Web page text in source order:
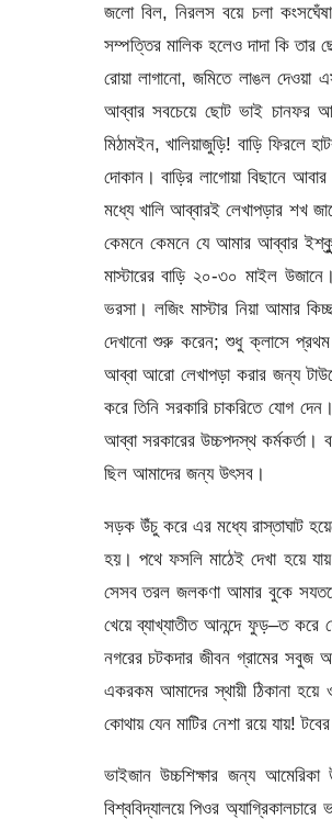
জলো বিল, নিরলস বয়ে চলা কংসঘেঁষা
সম্পত্তির মালিক হলেও দাদা কি তার
রোয়া লাগানো, জমিতে লাঙল
আব্বার সবচেয়ে ছোট ভাই চানফর
মিঠামইন, খালিয়াজুড়ি! বাড়ি ফিরলে
দোকান। বাড়ির লাগোয়া বিছানে
মধ্যে খালি আব্বারই লেখাপড়ার শখ
কেমনে কেমনে যে আমার আব্বার
মাস্টারের বাড়ি ২০-৩০ মাইল
ভরসা। লজিং মাস্টার নিয়া আমার
দেখানো শুরু করেন; শুধু ক্লাসে প্রথম
আব্বা আরো লেখাপড়া করার জন্য
করে তিনি সরকারি চাকরিতে যোগ
আব্বা সরকারের উচ্চপদস্থ কর্মকর্তা।
ছিল আমাদের জন্য উৎসব।
সড়ক উঁচু করে এর মধ্যে রাস্তাঘাট
হয়। পথে ফসলি মাঠেই দেখা হয়ে যায়
সেসব তরল জলকণা আমার বুকে সযতনে
খেয়ে ব্যাখ্যাতীত আনন্দে ফুড়–ত
নগরের চটকদার জীবন গ্রামের সবুজ
একরকম আমাদের স্থায়ী ঠিকানা
কোথায় যেন মাটির নেশা রয়ে যায়!
ভাইজান উচ্চশিক্ষার জন্য
বিশ্ববিদ্যালয়ে পিওর